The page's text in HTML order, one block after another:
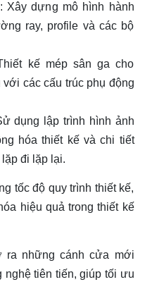
Xây dựng mô hình hành
ray, profile và các bộ
kế mép sân ga cho
các cấu trúc phụ động
dụng lập trình hình ảnh
hóa thiết kế và chi tiết
đi lặp lại.
tốc độ quy trình thiết kế,
hiệu quả trong thiết kế
ra những cánh cửa mới
nghệ tiên tiến, giúp tối ưu